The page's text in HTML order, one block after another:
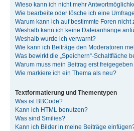
Wieso kann ich nicht mehr
Wie bearbeite oder lösche ich eine
Warum kann ich auf bestimmte Foren nicht
Weshalb kann ich keine Dateianhänge
Weshalb wurde ich verwarnt?
Wie kann ich Beiträge den Moderatoren
Was bewirkt die „Speichern“-Schaltfläche
Warum muss mein Beitrag erst
Wie markiere ich ein Thema als neu?
Textformatierung und Thementypen
Was ist BBCode?
Kann ich HTML benutzen?
Was sind Smilies?
Kann ich Bilder in meine Beiträge